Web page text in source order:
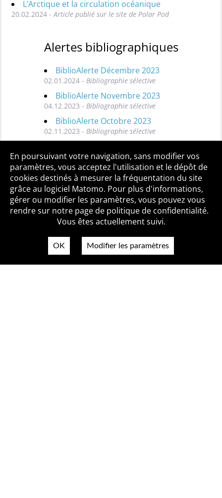
L’Arctique et la circulation océanique
20.02.2024 - Article publié sur le site de Polar Pod
Alertes bibliographiques
BiblioAlerte Décembre 2023
02.01.2024 - Bibliographie sélective
BiblioAlerte Novembre 2023
04.12.2023 - Bibliographie sélective
BiblioAlerte Octobre 2023
02.11.2023 - Bibliographie sélective
Toutes les BiblioAlertes
Qui sommes-nous ? Mentions légales
Accessibilité
Politique de confidentialité
Contact
En poursuivant votre navigation, sans modifier vos
paramètres, vous acceptez l'utilisation et le dépôt de
cookies destinés à mesurer la fréquentation du site
grâce au logiciel Matomo. Pour plus d'informations,
gérer ou modifier les paramètres, vous pouvez vous
rendre sur notre page de politique de confidentialité.
Vous êtes actuellement suivi.
OK Modifier les paramètres